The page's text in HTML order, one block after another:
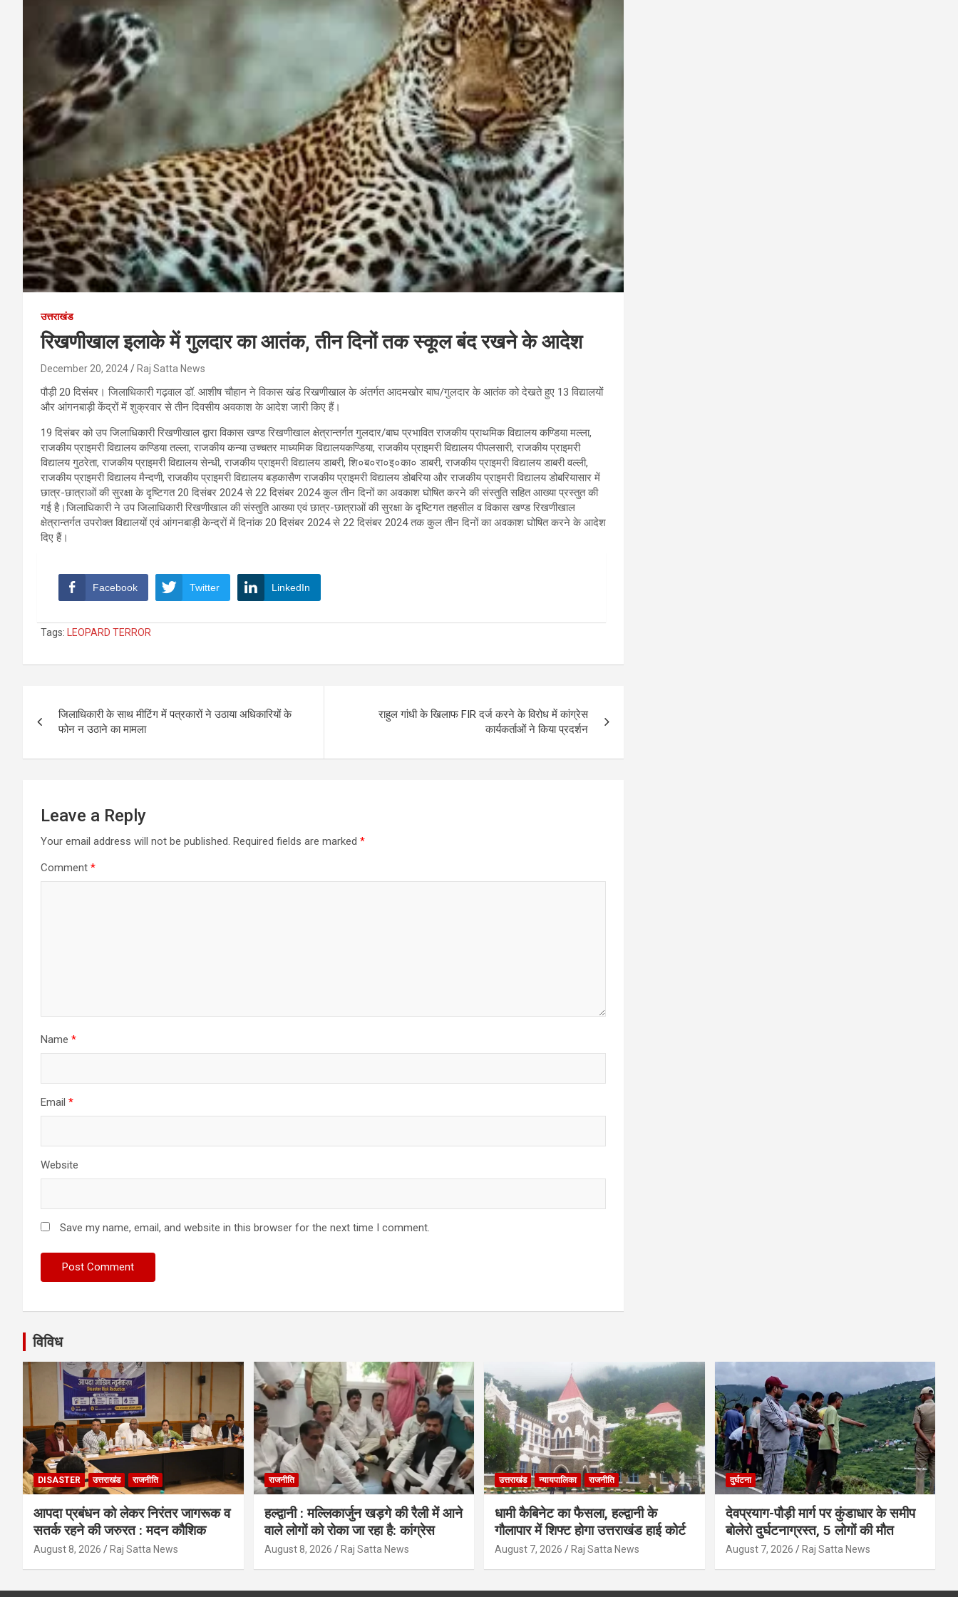
उत्तराखंड
रिखणीखाल इलाके में गुलदार का आतंक, तीन दिनों तक स्कूल बंद रखने के आदेश
December 20, 2024 Raj Satta News
पौड़ी 20 दिसंबर। जिलाधिकारी गढ़वाल डॉ. आशीष चौहान ने विकास खंड रिखणीखाल के अंतर्गत आदमखोर बाघ/गुलदार के आतंक को देखते हुए 13 विद्यालयों
और आंगनबाड़ी केंद्रों में शुक्रवार से तीन दिवसीय अवकाश के आदेश जारी किए हैं।
19 दिसंबर को उप जिलाधिकारी रिखणीखाल द्वारा विकास खण्ड रिखणीखाल क्षेत्रान्तर्गत गुलदार/बाघ प्रभावित राजकीय प्राथमिक विद्यालय कण्डिया मल्ला,
राजकीय प्राइमरी विद्यालय कण्डिया तल्ला, राजकीय कन्या उच्चतर माध्यमिक विद्यालयकण्डिया, राजकीय प्राइमरी विद्यालय पीपलसारी, राजकीय प्राइमरी
विद्यालय गुठरेता, राजकीय प्राइमरी विद्यालय सेन्धी, राजकीय प्राइमरी विद्यालय डाबरी, शि०ब०रा०इ०का० डाबरी, राजकीय प्राइमरी विद्यालय डाबरी वल्ली,
राजकीय प्राइमरी विद्यालय मैन्दणी, राजकीय प्राइमरी विद्यालय बड़कासैण राजकीय प्राइमरी विद्यालय डोबरिया और राजकीय प्राइमरी विद्यालय डोबरियासार में
छात्र-छात्राओं की सुरक्षा के दृष्टिगत 20 दिसंबर 2024 से 22 दिसंबर 2024 कुल तीन दिनों का अवकाश घोषित करने की संस्तुति सहित आख्या प्रस्तुत की
गई है।जिलाधिकारी ने उप जिलाधिकारी रिखणीखाल की संस्तुति आख्या एवं छात्र-छात्राओं की सुरक्षा के दृष्टिगत तहसील व विकास खण्ड रिखणीखाल
क्षेत्रान्तर्गत उपरोक्त विद्यालयों एवं आंगनबाड़ी केन्द्रों में दिनांक 20 दिसंबर 2024 से 22 दिसंबर 2024 तक कुल तीन दिनों का अवकाश घोषित करने के आदेश
दिए हैं।
Facebook Twitter LinkedIn
Tags: LEOPARD TERROR
navigation
जिलाधिकारी के साथ मीटिंग में पत्रकारों ने उठाया अधिकारियों के
फोन न उठाने का मामला
राहुल गांधी के खिलाफ FIR दर्ज करने के विरोध में कांग्रेस
कार्यकर्ताओं ने किया प्रदर्शन
Leave a Reply
Your email address will not be published. Required fields are marked *
Comment *
Name *
Email *
Website
Save my name, email, and website in this browser for the next time I comment.
विविध
DISASTER उत्तराखंड राजनीति
आपदा प्रबंधन को लेकर निरंतर जागरूक व
सतर्क रहने की जरुरत : मदन कौशिक
August 8, 2026 Raj Satta News
राजनीति
हल्द्वानी : मल्लिकार्जुन खड़गे की रैली में आने
वाले लोगों को रोका जा रहा है: कांग्रेस
August 8, 2026 Raj Satta News
उत्तराखंड न्यायपालिका राजनीति
धामी कैबिनेट का फैसला, हल्द्वानी के
गौलापार में शिफ्ट होगा उत्तराखंड हाई कोर्ट
August 7, 2026 Raj Satta News
दुर्घटना
देवप्रयाग-पौड़ी मार्ग पर कुंडाधार के समीप
बोलेरो दुर्घटनाग्रस्त, 5 लोगों की मौत
August 7, 2026 Raj Satta News